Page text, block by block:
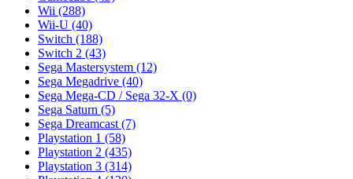
Wii (288)
Wii-U (40)
Switch (188)
Switch 2 (43)
Sega Mastersystem (12)
Sega Megadrive (40)
Sega Mega-CD / Sega 32-X (0)
Sega Saturn (5)
Sega Dreamcast (7)
Playstation 1 (58)
Playstation 2 (435)
Playstation 3 (314)